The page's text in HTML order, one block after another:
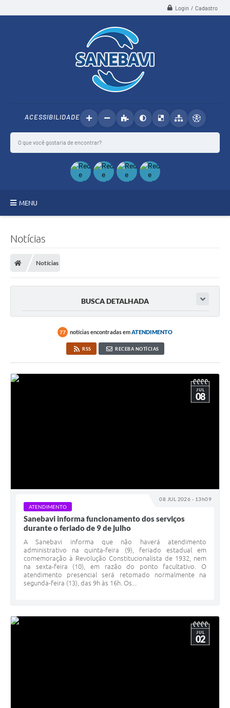
Login / Cadastro
ACESSIBILIDADE
MENU
ÁGUA
ESGOTO
ACESSOS EXTERNOS
Notícias
Notícias
BUSCA DETALHADA
77 notícias encontradas emATENDIMENTO
RSS RECEBA NOTÍCIAS
08 JUL 2026 - 13h09
JUL
08
ATENDIMENTO
Sanebavi informa funcionamento dos serviços
durante o feriado de 9 de julho
A Sanebavi informa que não haverá atendimento
administrativo na quinta-feira (9), feriado estadual em
comemoração à Revolução Constitucionalista de 1932, nem
na sexta-feira (10), em razão do ponto facultativo. O
atendimento presencial será retomado normalmente na
segunda-feira (13), das 9h às 16h. Os...
JUL
02